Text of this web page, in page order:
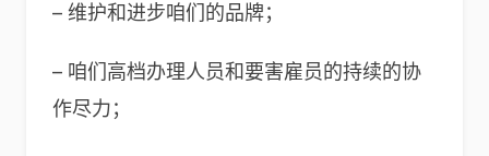
– 维护和进步咱们的品牌；
– 咱们高档办理人员和要害雇员的持续的协
作尽力；